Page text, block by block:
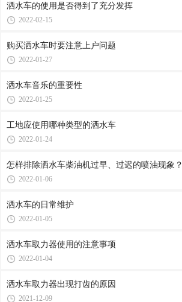
洒水车的使用是否得到了充分发挥
2022-02-15
购买洒水车时要注意上户问题
2022-01-27
洒水车音乐的重要性
2022-01-25
工地应使用哪种类型的洒水车
2022-01-24
怎样排除洒水车柴油机过早、过迟的喷油现象？
2022-01-06
洒水车的日常维护
2022-01-05
洒水车取力器使用的注意事项
2022-01-04
洒水车取力器出现打齿的原因
2021-12-09